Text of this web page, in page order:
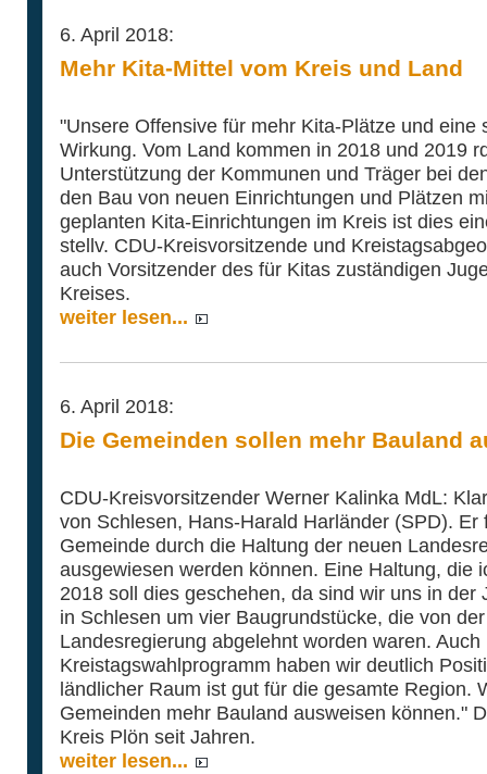
6. April 2018:
Mehr Kita-Mittel vom Kreis und Land
"Unsere Offensive für mehr Kita-Plätze und eine
Wirkung. Vom Land kommen in 2018 und 2019
Unterstützung der Kommunen und Träger bei
den Bau von neuen Einrichtungen und Plätzen
geplanten Kita-Einrichtungen im Kreis ist dies
stellv. CDU-Kreisvorsitzende und
auch Vorsitzender des für Kitas zuständigen
Kreises.
weiter lesen...
6. April 2018:
Die Gemeinden sollen mehr Bauland
CDU-Kreisvorsitzender Werner Kalinka MdL:
von Schlesen, Hans-Harald Harländer (SPD). Er
Gemeinde durch die Haltung der neuen
ausgewiesen werden können. Eine Haltung, die
2018 soll dies geschehen, da sind wir uns in der
in Schlesen um vier Baugrundstücke, die von
Landesregierung abgelehnt worden waren. Auch
Kreistagswahlprogramm haben wir deutlich
ländlicher Raum ist gut für die gesamte Region.
Gemeinden mehr Bauland ausweisen können."
Kreis Plön seit Jahren.
weiter lesen...